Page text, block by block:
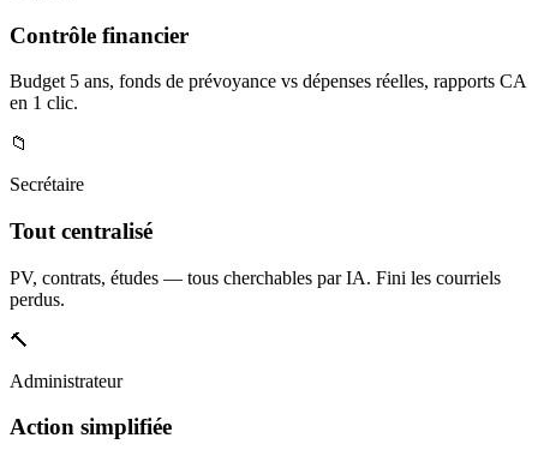
Contrôle financier
Budget 5 ans, fonds de prévoyance vs dépenses réelles, rapports CA
en 1 clic.
📁
Secrétaire
Tout centralisé
PV, contrats, études — tous cherchables par IA. Fini les courriels
perdus.
🔨
Administrateur
Action simplifiée